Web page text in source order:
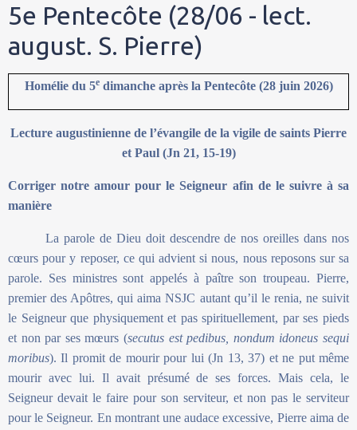
5e Pentecôte (28/06 - lect.
august. S. Pierre)
Homélie du 5edimanche après la Pentecôte (28 juin 2026)
Lecture augustinienne de l’évangile de la vigile de saints Pierre
et Paul (Jn 21, 15-19)
Corriger notre amour pour le Seigneur afin de le suivre à sa
manière
La parole de Dieu doit descendre de nos oreilles dans nos
cœurs pour y reposer, ce qui advient si nous, nous reposons sur sa
parole. Ses ministres sont appelés à paître son troupeau. Pierre,
premier des Apôtres, qui aima NSJC autant qu’il le renia, ne suivit
le Seigneur que physiquement et pas spirituellement, par ses pieds
et non par ses mœurs (secutus est pedibus, nondum idoneus sequi
moribus). Il promit de mourir pour lui (Jn 13, 37) et ne put même
mourir avec lui. Il avait présumé de ses forces. Mais cela, le
Seigneur devait le faire pour son serviteur, et non pas le serviteur
pour le Seigneur. En montrant une audace excessive, Pierre aima de